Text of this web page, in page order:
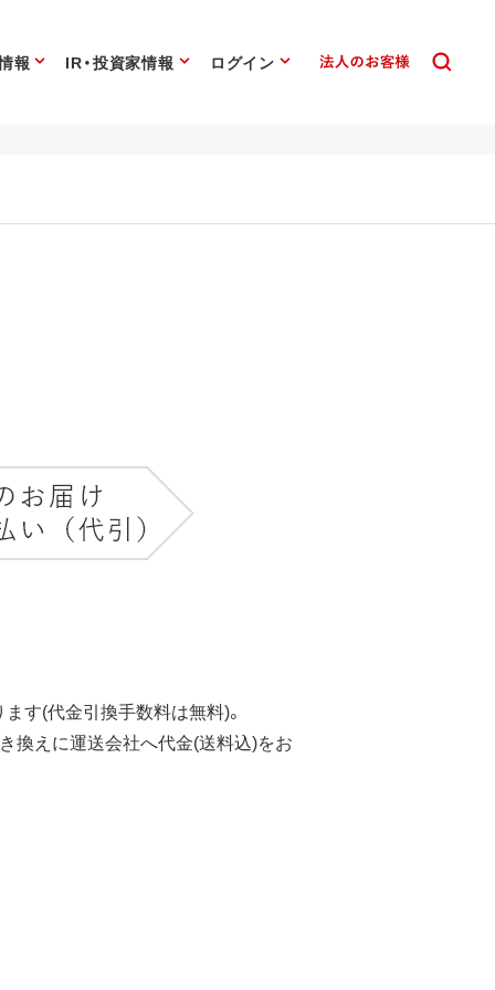
報 IR・投資家情報 ログイン
す(代金引換手数料は無料)。
換えに運送会社へ代金(送料込)をお